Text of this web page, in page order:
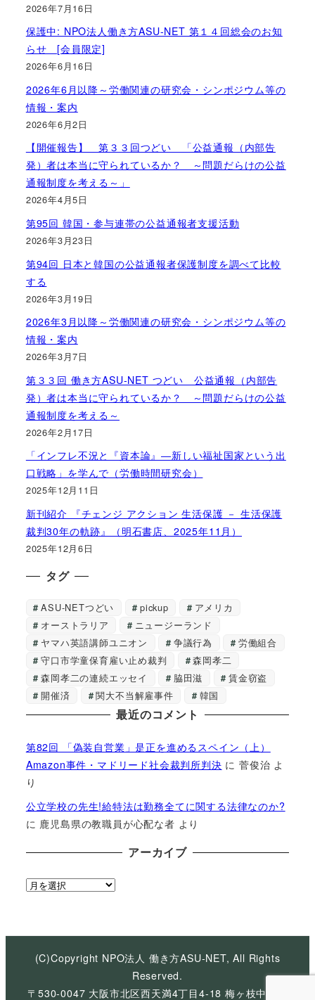
2026年7月16日
保護中: NPO法人働き方ASU-NET 第１４回総会のお知
らせ [会員限定]
2026年6月16日
2026年6月以降～労働関連の研究会・シンポジウム等の
情報・案内
2026年6月2日
【開催報告】 第３３回つどい 「公益通報（内部告
発）者は本当に守られているか？ ～問題だらけの公益
通報制度を考える～」
2026年4月5日
第95回 韓国・参与連帯の公益通報者支援活動
2026年3月23日
第94回 日本と韓国の公益通報者保護制度を調べて比較
する
2026年3月19日
2026年3月以降～労働関連の研究会・シンポジウム等の
情報・案内
2026年3月7日
第３３回 働き方ASU-NET つどい 公益通報（内部告
発）者は本当に守られているか？ ～問題だらけの公益
通報制度を考える～
2026年2月17日
「インフレ不況と『資本論』―新しい福祉国家という出
口戦略」を学んで（労働時間研究会）
2025年12月11日
新刊紹介 『チェンジ アクション 生活保護 － 生活保護
裁判30年の軌跡』（明石書店、2025年11月）
2025年12月6日
タグ
ASU-NETつどい pickup
アメリカ
オーストラリア
ニュージーランド
ヤマハ英語講師ユニオン
争議行為
労働組合
守口市学童保育雇い止め裁判
森岡孝二
森岡孝二の連続エッセイ
脇田滋
賃金窃盗
開催済
関大不当解雇事件 韓国
最近のコメント
第82回 「偽装自営業」是正を進めるスペイン（上）
Amazon事件・マドリード社会裁判所判決 に菅俊治 よ
り
公立学校の先生!給特法は勤務全てに関する法律なのか?
に 鹿児島県の教職員が心配な者 より
アーカイブ
ア
イ
(C)Copyright NPO法人 働き方ASU-NET, All Rights
Reserved.
〒530-0047 大阪市北区西天満4丁目4-18 梅ヶ枝中央ビ